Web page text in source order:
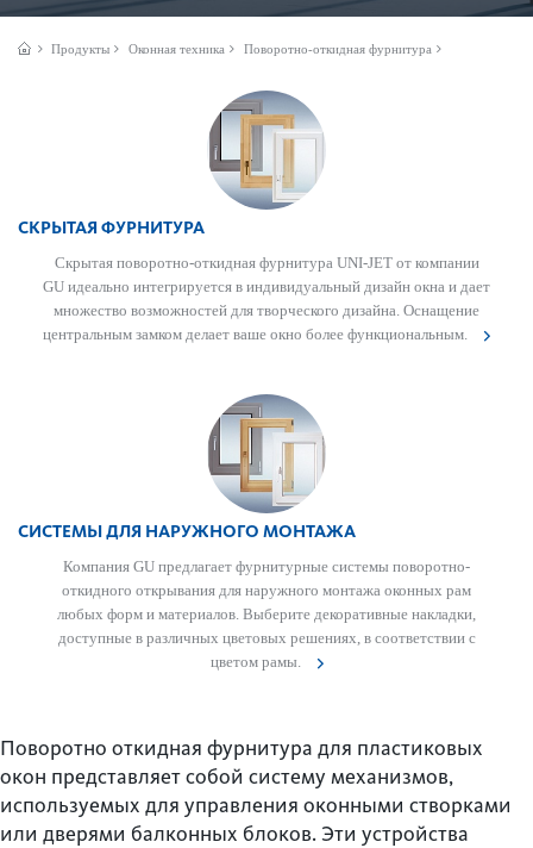
Продукты Оконная техника Поворотно-откидная фурнитура
СКРЫТАЯ ФУРНИТУРА
Скрытая поворотно-откидная фурнитура UNI-JET от компании
GU идеально интегрируется в индивидуальный дизайн окна и дает
множество возможностей для творческого дизайна. Оснащение
центральным замком делает ваше окно более функциональным.
СИСТЕМЫ ДЛЯ НАРУЖНОГО МОНТАЖА
Компания GU предлагает фурнитурные сис­темы пово­р­отно-
откидного открывания для нар­ужного монтажа оконных рам
любых форм и матер­иалов. Выберите декоративные накладки,
дос­тупные в различных цвет­овых решениях, в соотв­е­тствии с
цветом рамы.
Поворотно откидная фурнитура для пластиковых
окон представляет собой систему механизмов,
используемых для управления оконными створками
или дверями балконных блоков. Эти устройства